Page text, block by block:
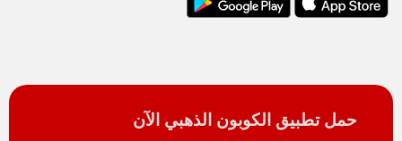
حمل تطبيق الكوبون الذهبي الآن